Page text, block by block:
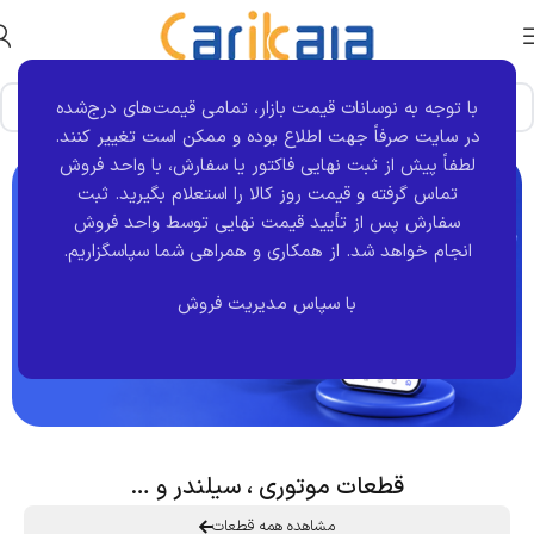
با توجه به نوسانات قیمت بازار، تمامی قیمت‌های درج‌شده
در سایت صرفاً جهت اطلاع بوده و ممکن است تغییر کنند.
لطفاً پیش از ثبت نهایی فاکتور یا سفارش، با واحد فروش
تماس گرفته و قیمت روز کالا را استعلام بگیرید. ثبت
سفارش پس از تأیید قیمت نهایی توسط واحد فروش
انجام خواهد شد. از همکاری و همراهی شما سپاسگزاریم.
با سپاس مدیریت فروش
قطعات موتوری ، سیلندر و …
مشاهده همه قطعات